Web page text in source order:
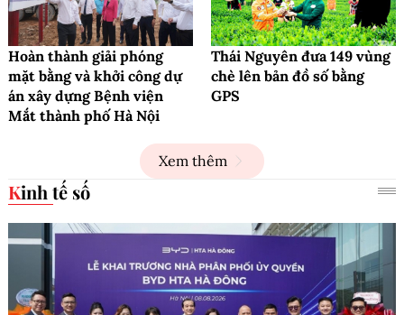
Hoàn thành giải phóng
mặt bằng và khởi công dự
án xây dựng Bệnh viện
Mắt thành phố Hà Nội
Thái Nguyên đưa 149 vùng
chè lên bản đồ số bằng
GPS
Xem thêm
Kinh tế số